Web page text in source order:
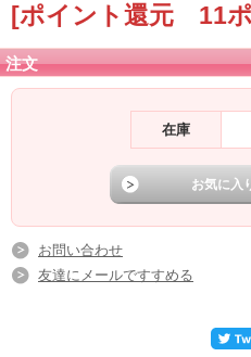
[ポイント還元 11
注文
在庫
お問い合わせ
友達にメールですすめる